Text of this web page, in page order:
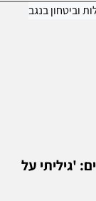
'גיליתי על